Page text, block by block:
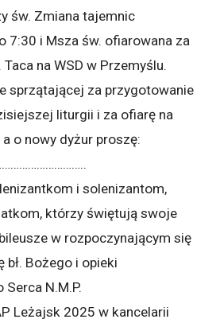
św. Zmiana tajemnic
7:30 i Msza św. ofiarowana za
na WSD w Przemyślu.
sprzątającej za przygotowanie
liturgii i za ofiarę na
a o nowy dyżur proszę:
i solenizantom,
którzy świętują swoje
w rozpoczynającym się
bł. Bożego i opieki
N.M.P.
Leżajsk 2025 w kancelarii